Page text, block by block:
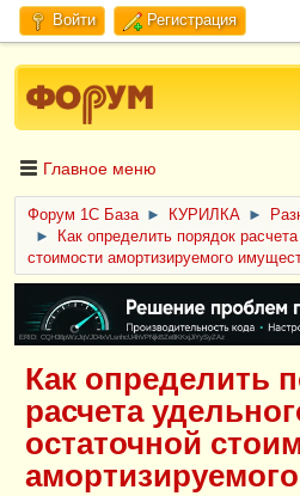
Войти Регистрация
Главное меню
Форум 1C База ► КУРИЛКА ►
►
Как определить порядок
стоимости амортизируемого
ERID: CQH36pWzJqVJD4xVLsnhcU4hVPNjkBZe8KKxjJiYySyZAz
Как определить
расчета
остаточной